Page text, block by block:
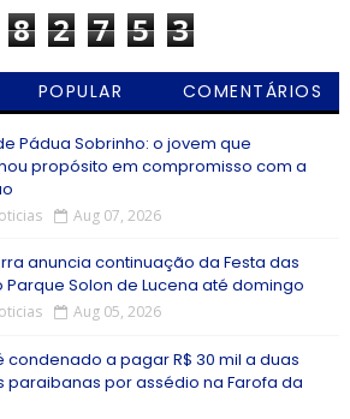
8 2 7 5 3
POPULAR COMENTÁRIOS
Pádua Sobrinho: o jovem que
propósito em compromisso com a
Aug 07, 2026
anuncia continuação da Festa das
Parque Solon de Lucena até domingo
Aug 05, 2026
condenado a pagar R$ 30 mil a duas
paraibanas por assédio na Farofa da